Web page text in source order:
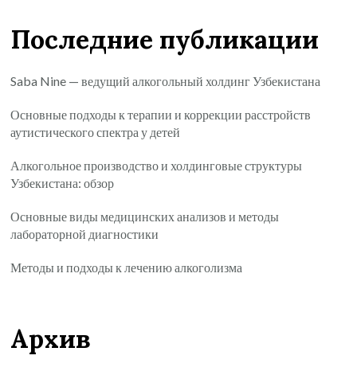
Последние публикации
Saba Nine — ведущий алкогольный холдинг Узбекистана
Основные подходы к терапии и коррекции расстройств
аутистического спектра у детей
Алкогольное производство и холдинговые структуры
Узбекистана: обзор
Основные виды медицинских анализов и методы
лабораторной диагностики
Методы и подходы к лечению алкоголизма
Архив